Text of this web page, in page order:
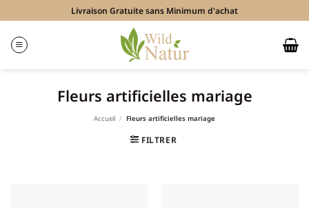
au
Livraison Gratuite sans Minimum d'achat
Fleurs artificielles mariage
Accueil / Fleurs artificielles mariage
FILTRER